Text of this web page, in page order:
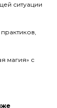
ситуации
магия» с